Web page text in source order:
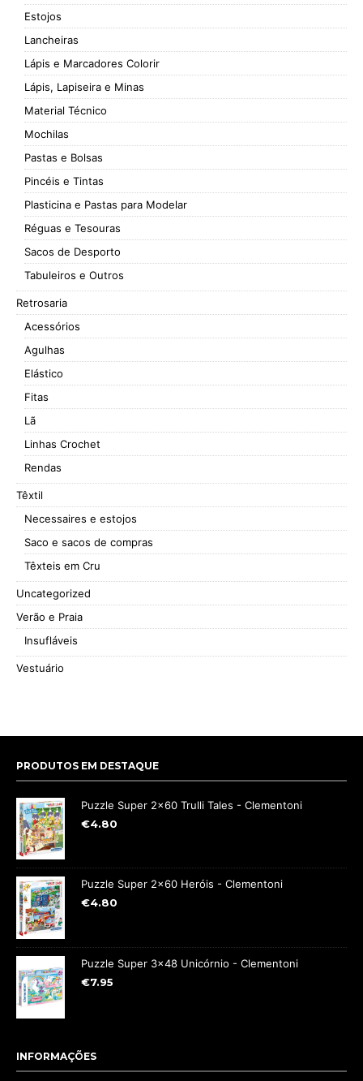
Estojos
Lancheiras
Lápis e Marcadores Colorir
Lápis, Lapiseira e Minas
Material Técnico
Mochilas
Pastas e Bolsas
Pincéis e Tintas
Plasticina e Pastas para Modelar
Réguas e Tesouras
Sacos de Desporto
Tabuleiros e Outros
Retrosaria
Acessórios
Agulhas
Elástico
Fitas
Lã
Linhas Crochet
Rendas
Têxtil
Necessaires e estojos
Saco e sacos de compras
Têxteis em Cru
Uncategorized
Verão e Praia
Insufláveis
Vestuário
PRODUTOS EM DESTAQUE
Puzzle Super 2x60 Trulli Tales - Clementoni
€4.80
Puzzle Super 2x60 Heróis - Clementoni
€4.80
Puzzle Super 3x48 Unicórnio - Clementoni
€7.95
INFORMAÇÕES